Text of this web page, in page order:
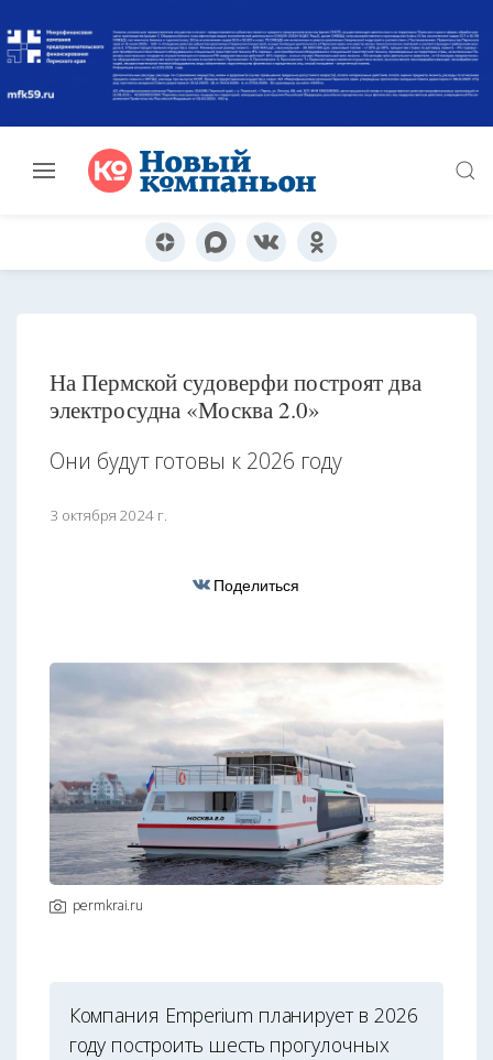
На Пермской судоверфи построят два
электросудна «Москва 2.0»
Они будут готовы к 2026 году
3 октября 2024 г.
Поделиться
permkrai.ru
Компания Emperium планирует в 2026
году построить шесть прогулочных